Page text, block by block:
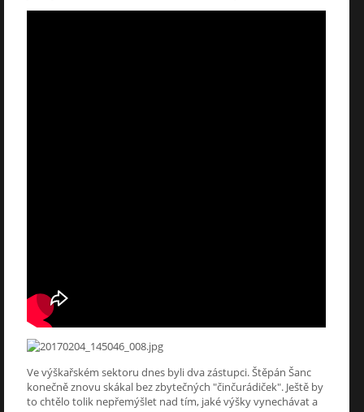
Ve výškařském sektoru dnes byli dva zástupci. Štěpán Šanc
konečně znovu skákal bez zbytečných "činčurádiček". Ještě by
to chtělo tolik nepřemýšlet nad tím, jaké výšky vynechávat a